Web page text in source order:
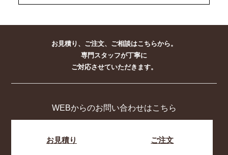
お見積り、ご注文、ご相談はこちらから。
専門スタッフが丁寧に
ご対応させていただきます。
WEBからのお問い合わせはこちら
お見積り ご注文